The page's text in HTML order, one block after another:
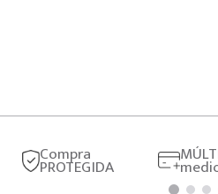
Compra
PROTEGIDA